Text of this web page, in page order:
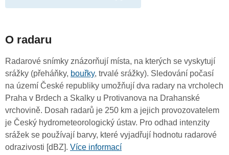
O radaru
Radarové snímky znázorňují místa, na kterých se vyskytují
srážky (přeháňky, bouřky, trvalé srážky). Sledování počasí
na území České republiky umožňují dva radary na vrcholech
Praha v Brdech a Skalky u Protivanova na Drahanské
vrchovině. Dosah radarů je 250 km a jejich provozovatelem
je Český hydrometeorologický ústav. Pro odhad intenzity
srážek se používají barvy, které vyjadřují hodnotu radarové
odrazivosti [dBZ]. Více informací